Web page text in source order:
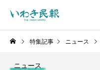
特集記事 ニュース
ニュース